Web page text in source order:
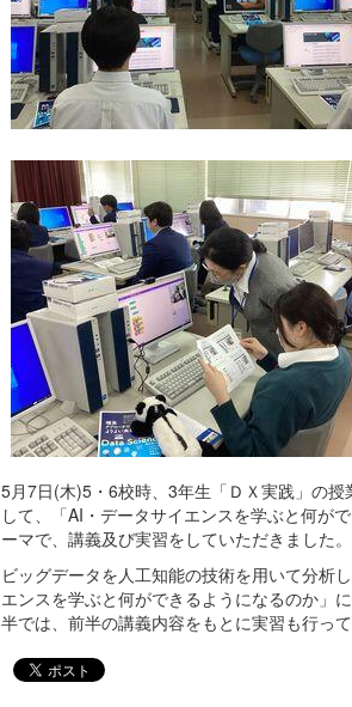
5月7日(木)5・6校時、3年生「ＤＸ実践」の
して、「AI・データサイエンスを学ぶと何が
ーマで、講義及び実習をしていただきました。
ビッグデータを人工知能の技術を用いて分析
エンスを学ぶと何ができるようになるのか」
半では、前半の講義内容をもとに実習も行って